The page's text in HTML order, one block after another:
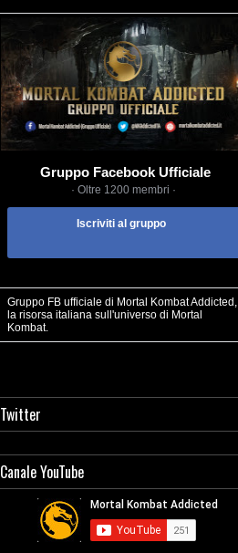
Gruppo Facebook Ufficiale
· Oltre 1200 membri ·
Iscriviti al gruppo
Gruppo FB ufficiale di Mortal Kombat Addicted,
la risorsa italiana sull'universo di Mortal
Kombat.
Twitter
Canale YouTube